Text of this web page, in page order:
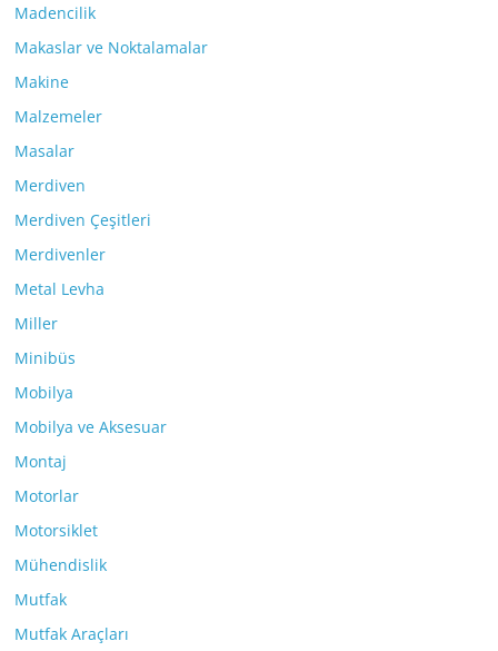
Madencilik
Makaslar ve Noktalamalar
Makine
Malzemeler
Masalar
Merdiven
Merdiven Çeşitleri
Merdivenler
Metal Levha
Miller
Minibüs
Mobilya
Mobilya ve Aksesuar
Montaj
Motorlar
Motorsiklet
Mühendislik
Mutfak
Mutfak Araçları